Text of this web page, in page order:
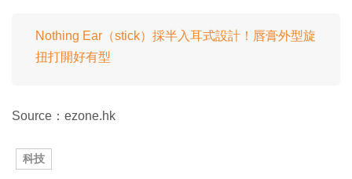
Nothing Ear（stick）採半入耳式設計！唇膏外型旋
扭打開好有型
Source：ezone.hk
科技